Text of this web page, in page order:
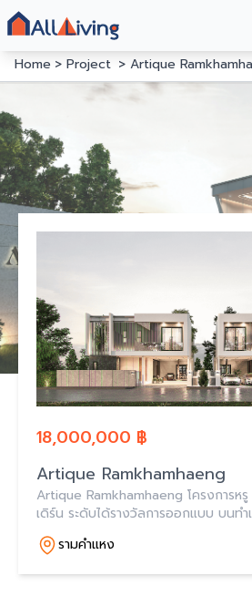
Home
Project Artique
18,000,000 ฿
Artique Ramkhamhaeng
Artique Ramkhamhaeng โครงการห
เดิร์น ระดับได้รางวัลการออกแบบ บนท
164 ใกล้สถานีรถไฟฟ้า เริ่มต้นที่ 18.5 ล้าน
รามคำแหง